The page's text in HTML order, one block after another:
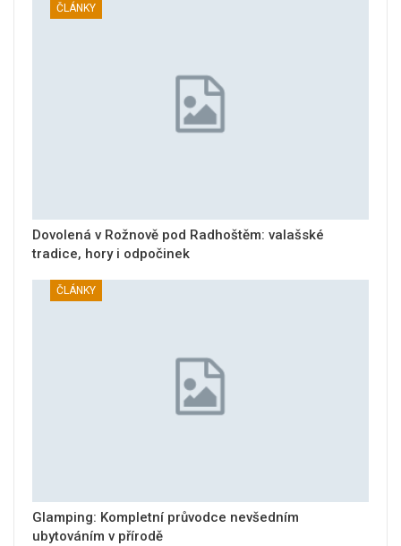
ČLÁNKY
Dovolená v Rožnově pod Radhoštěm: valašské
tradice, hory i odpočinek
ČLÁNKY
Glamping: Kompletní průvodce nevšedním
ubytováním v přírodě